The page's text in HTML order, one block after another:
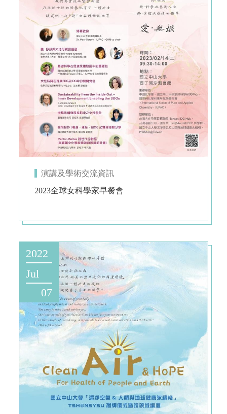
演講及學術交流資訊
2023全球女科學家早餐會
2022
Jul
07